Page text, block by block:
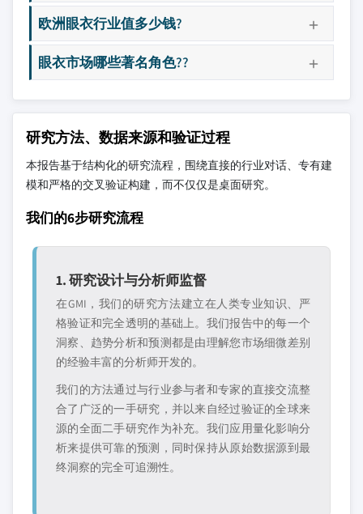
欧洲眼衣行业值多少钱?
眼衣市场哪些著名角色??
研究方法、数据来源和验证过程
本报告基于结构化的研究流程，围绕直接的行业对话、专有建
模和严格的交叉验证构建，而不仅仅是桌面研究。
我们的6步研究流程
1. 研究设计与分析师监督
在GMI，我们的研究方法建立在人类专业知识、严
格验证和完全透明的基础上。我们报告中的每一个
洞察、趋势分析和预测都是由理解您市场细微差别
的经验丰富的分析师开发的。
我们的方法通过与行业参与者和专家的直接交流整
合了广泛的一手研究，并以来自经过验证的全球来
源的全面二手研究作为补充。我们应用量化影响分
析来提供可靠的预测，同时保持从原始数据源到最
终洞察的完全可追溯性。